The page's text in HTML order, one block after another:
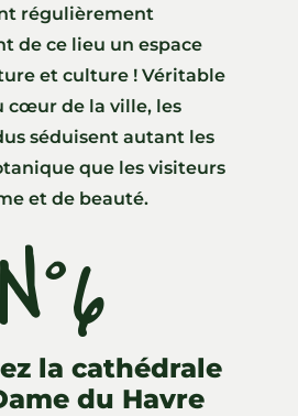
régulièrement
de ce lieu un espace
et culture ! Véritable
cœur de la ville, les
séduisent autant les
que les visiteurs
et de beauté.
la cathédrale
du Havre